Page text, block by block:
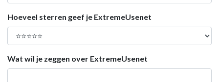
Hoeveel sterren geef je ExtremeUsenet
Wat wil je zeggen over ExtremeUsenet